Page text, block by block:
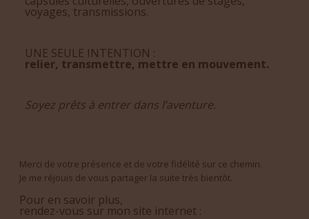
voyages, transmissions.
UNE SEULE INTENTION :
relier, transmettre, mettre en mouvement.
Soyez prêts à entrer dans l’aventure.
Merci de votre présence et de votre fidélité sur ce chemin.
Je me réjouis de vous partager la suite très bientôt.
Pour en savoir plus,
rendez-vous sur mon site internet :